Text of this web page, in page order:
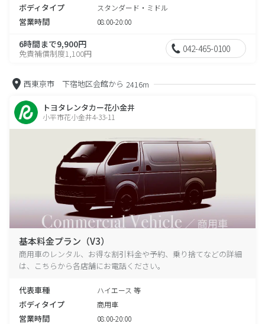
ボディタイプ スタンダード・ミドル
営業時間 08:00-20:00
6時間まで9,900円
免責補償制度1,100円 042-465-0100
西東京市 下宿地区会館から 2416m
トヨタレンタカー花小金井
小平市花小金井4-33-11
基本料金プラン（V3）
商用車のレンタル、お得な割引料金や予約、乗り捨てなどの詳細
は、こちらから各店舗にお電話ください。
代表車種 ハイエース 等
ボディタイプ 商用車
営業時間 08:00-20:00